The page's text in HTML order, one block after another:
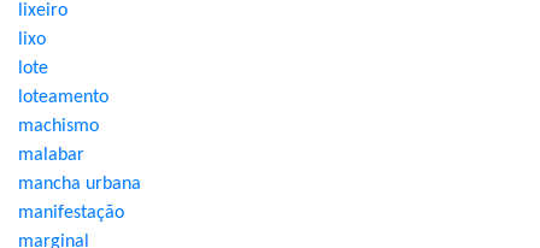
lixeiro
lixo
lote
loteamento
machismo
malabar
mancha urbana
manifestação
marginal